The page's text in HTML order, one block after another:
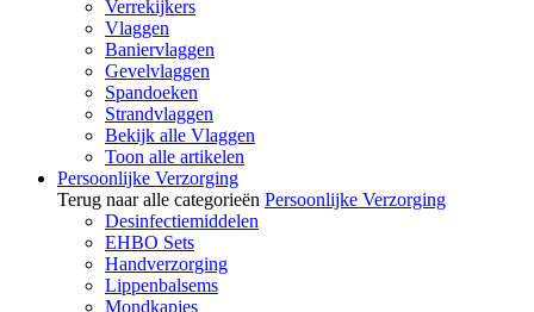
Verrekijkers
Vlaggen
Baniervlaggen
Gevelvlaggen
Spandoeken
Strandvlaggen
Bekijk alle Vlaggen
Toon alle artikelen
Persoonlijke Verzorging
Terug naar alle categorieën Persoonlijke Verzorging
Desinfectiemiddelen
EHBO Sets
Handverzorging
Lippenbalsems
Mondkapjes